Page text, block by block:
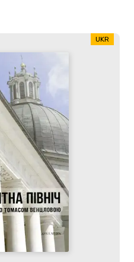
UKR